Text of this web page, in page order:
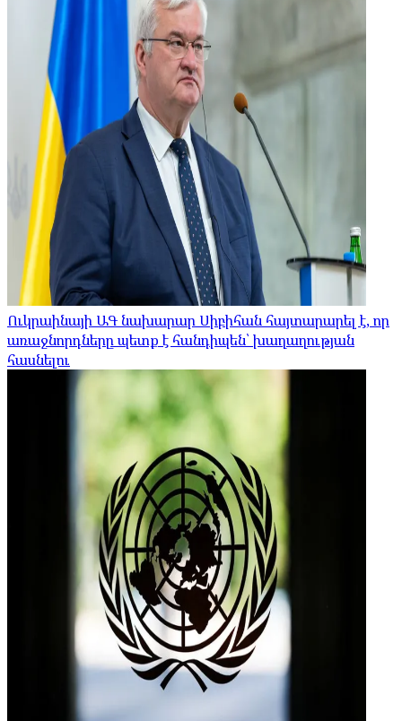
Ուկրաինայի ԱԳ նախարար Սիբիհան հայտարարել է, որ
առաջնորդները պետք է հանդիպեն՝ խաղաղության
հասնելու